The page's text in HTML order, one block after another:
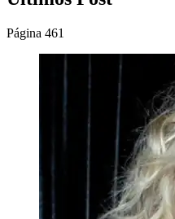
Página 461